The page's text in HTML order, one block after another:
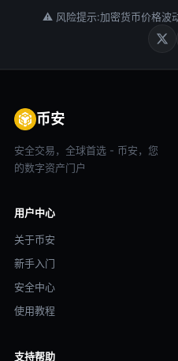
⚠ 风险提示:加密货币价格波
币安
安全交易，全球首选 - 币安，您
的数字资产门户
用户中心
关于币安
新手入门
安全中心
使用教程
支持帮助